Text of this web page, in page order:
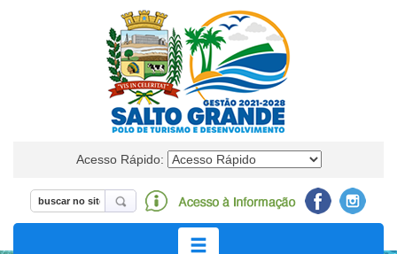
Acesso Rápido: